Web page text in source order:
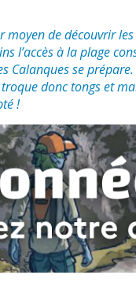
moyen de découvrir
l’accès à la plage
Calanques se
donc tongs et
!